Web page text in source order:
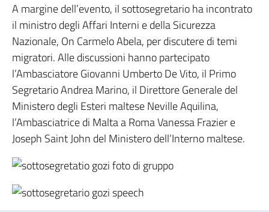
A margine dell’evento, il sottosegretario ha incontrato
il ministro degli Affari Interni e della Sicurezza
Nazionale, On Carmelo Abela, per discutere di temi
migratori. Alle discussioni hanno partecipato
l’Ambasciatore Giovanni Umberto De Vito, il Primo
Segretario Andrea Marino, il Direttore Generale del
Ministero degli Esteri maltese Neville Aquilina,
l’Ambasciatrice di Malta a Roma Vanessa Frazier e
Joseph Saint John del Ministero dell’Interno maltese.